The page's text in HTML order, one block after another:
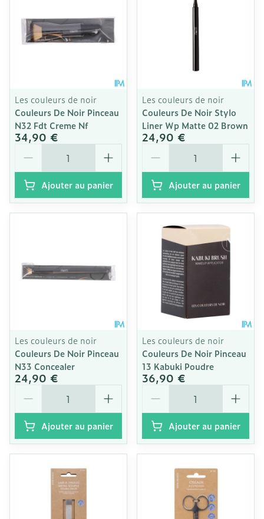
Les couleurs de noir
Couleurs De Noir Pinceau
N32 Fdt Creme Nf
34,90 €
Ajouter au panier
Les couleurs de noir
Couleurs De Noir Stylo
Liner Wp Matte 02 Brown
24,90 €
Ajouter au panier
Les couleurs de noir
Couleurs De Noir Pinceau
N33 Concealer
24,90 €
Ajouter au panier
Les couleurs de noir
Couleurs De Noir Pinceau
13 Kabuki Poudre
36,90 €
Ajouter au panier